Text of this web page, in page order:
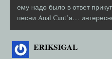
ему надо было в ответ
песни Anal Cunt’а…
ERIKSIGAL